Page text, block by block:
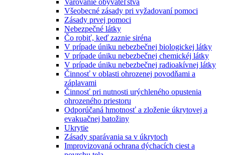
Varovanie obyvateľstva
Všeobecné zásady pri vyžadovaní pomoci
Zásady prvej pomoci
Nebezpečné látky
Čo robiť, keď zaznie siréna
V prípade úniku nebezbečnej biologickej látky
V prípade úniku nebezbečnej chemickéj látky
V prípade úniku nebezbečnej radioakívnej látky
Činnosť v oblasti ohrozenej povodňami a
záplavami
Činnosť pri nutnosti urýchleného opustenia
ohrozeného priestoru
Odporúčaná hmotnosť a zloženie úkrytovej a
evakuačnej batožiny
Ukrytie
Zásady sparávania sa v úkrytoch
Improvizovaná ochrana dýchacích ciest a